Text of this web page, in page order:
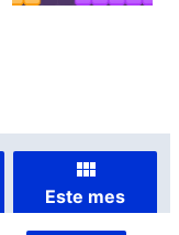
Este mes